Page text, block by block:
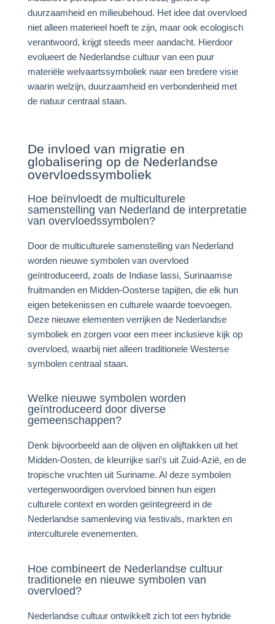
duurzaamheid en milieubehoud. Het idee dat overvloed
niet alleen materieel hoeft te zijn, maar ook ecologisch
verantwoord, krijgt steeds meer aandacht. Hierdoor
evolueert de Nederlandse cultuur van een puur
materiële welvaartssymboliek naar een bredere visie
waarin welzijn, duurzaamheid en verbondenheid met
de natuur centraal staan.
De invloed van migratie en
globalisering op de Nederlandse
overvloedssymboliek
Hoe beïnvloedt de multiculturele
samenstelling van Nederland de interpretatie
van overvloedssymbolen?
Door de multiculturele samenstelling van Nederland
worden nieuwe symbolen van overvloed
geïntroduceerd, zoals de Indiase lassi, Surinaamse
fruitmanden en Midden-Oosterse tapijten, die elk hun
eigen betekenissen en culturele waarde toevoegen.
Deze nieuwe elementen verrijken de Nederlandse
symboliek en zorgen voor een meer inclusieve kijk op
overvloed, waarbij niet alleen traditionele Westerse
symbolen centraal staan.
Welke nieuwe symbolen worden
geïntroduceerd door diverse
gemeenschappen?
Denk bijvoorbeeld aan de olijven en olijftakken uit het
Midden-Oosten, de kleurrijke sari’s uit Zuid-Azië, en de
tropische vruchten uit Suriname. Al deze symbolen
vertegenwoordigen overvloed binnen hun eigen
culturele context en worden geïntegreerd in de
Nederlandse samenleving via festivals, markten en
interculturele evenementen.
Hoe combineert de Nederlandse cultuur
traditionele en nieuwe symbolen van
overvloed?
Nederlandse cultuur ontwikkelt zich tot een hybride